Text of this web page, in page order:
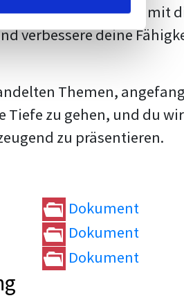
Tipps und Tricks
mit
verbessere deine
Themen,
Tiefe zu gehen, und du
zu präsentieren.
Dokument
Dokument
Dokument